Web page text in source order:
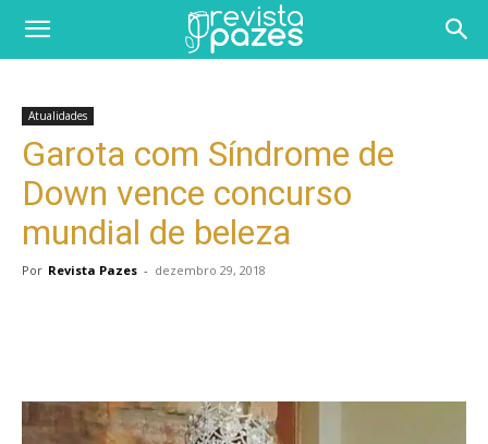
Atualidades
Garota com Síndrome de
Down vence concurso
mundial de beleza
Por Revista Pazes - dezembro 29, 2018